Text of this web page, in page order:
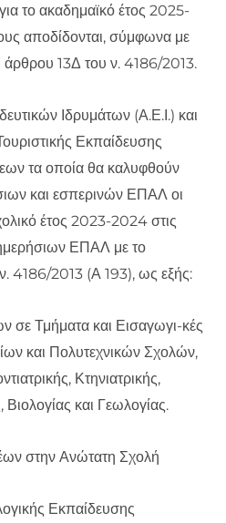
το ακαδημαϊκό έτος 2025-
αποδίδονται, σύμφωνα με
άρθρου 13Δ του ν. 4186/2013.
Ιδρυμάτων (Α.Ε.Ι.) και
Εκπαίδευσης
τα οποία θα καλυφθούν
και εσπερινών ΕΠΑΛ οι
έτος 2023-2024 στις
ημερήσιων ΕΠΑΛ με το
4186/2013 (Α 193), ως εξής:
σε Τμήματα και Εισαγωγι-κές
και Πολυτεχνικών Σχολών,
Κτηνιατρικής,
και Γεωλογίας.
στην Ανώτατη Σχολή
Εκπαίδευσης